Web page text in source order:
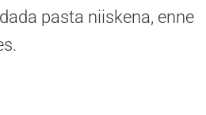
pasta niiskena, enne